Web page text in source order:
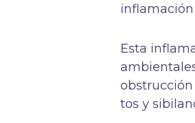
inflamación
Esta
tos y